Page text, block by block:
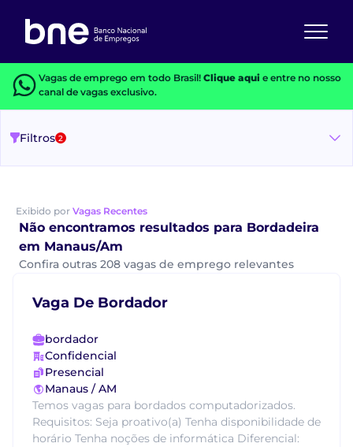
Vagas de emprego em todo Brasil! Clique aquie entre no nosso
canal de vagas exclusivo.
Filtros 2
Exibido por Vagas Recentes
Não encontramos resultados para Bordadeira
em Manaus/Am
Confira outras 208 vagas de emprego relevantes
Vaga De Bordador
bordador
Confidencial
Presencial
Manaus / AM
Temos vagas para bordados computadorizados.
Requisitos: Seja proativo(a) Tenha disponibilidade de
horário Tenha noções de informática Diferencial: